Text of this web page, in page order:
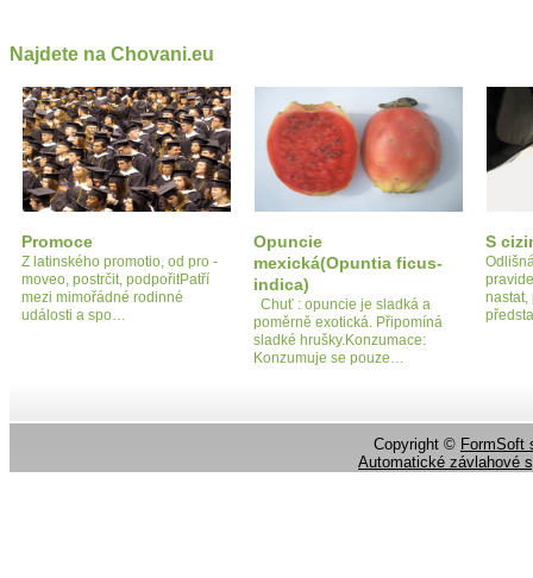
Najdete na Chovani.eu
Promoce
Z latinského promotio, od pro -
moveo, postrčit, podpořitPatří
mezi mimořádné rodinné
události a spo…
Opuncie
mexická(Opuntia ficus-
indica)
Chuť : opuncie je sladká a
poměrně exotická. Připomíná
sladké hrušky.Konzumace:
Konzumuje se pouze…
S
nastat,
Copyright © FormSoft
Automatické závlahové